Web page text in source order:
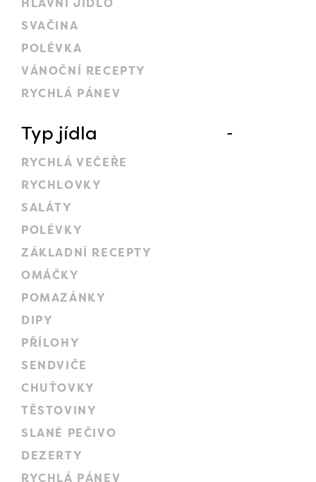
HLAVNÍ JÍDLO
SVAČINA
POLÉVKA
VÁNOČNÍ RECEPTY
RYCHLÁ PÁNEV
Typ jídla
RYCHLÁ VEČEŘE
RYCHLOVKY
SALÁTY
POLÉVKY
ZÁKLADNÍ RECEPTY
OMÁČKY
POMAZÁNKY
DIPY
PŘÍLOHY
SENDVIČE
CHUŤOVKY
TĚSTOVINY
SLANÉ PEČIVO
DEZERTY
RYCHLÁ PÁNEV